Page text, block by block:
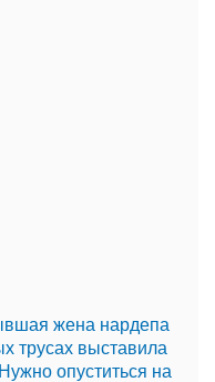
жена нардепа
трусах выставила
опуститься на